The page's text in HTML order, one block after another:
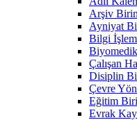
Arşiv
Ayniyat
Bilgi
Çalışan
Disiplin
Çevre
Eğitim
Evrak